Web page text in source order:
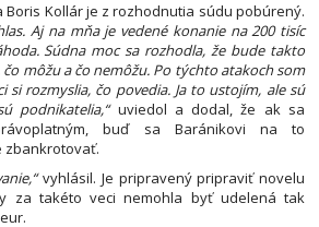
Boris Kollár je z rozhodnutia súdu pobúrený.
Aj na mňa je vedené konanie na 200 tisíc
Súdna moc sa rozhodla, že bude takto
môžu a čo nemôžu. Po týchto atakoch som
si rozmyslia, čo povedia. Ja to ustojím, ale sú
podnikatelia,“uviedol a dodal, že ak sa
buď sa Baránikovi na to
zbankrotovať.
vyhlásil. Je pripravený pripraviť novelu
za takéto veci nemohla byť udelená tak